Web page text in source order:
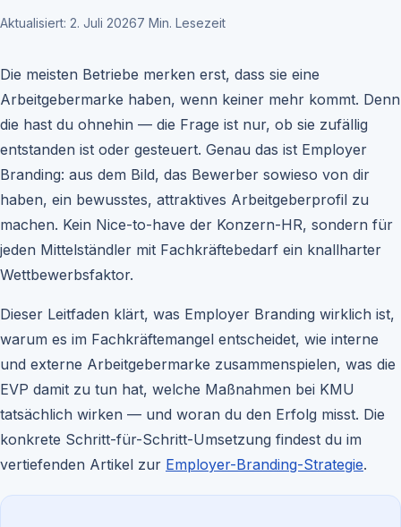
Aktualisiert: 2. Juli 20267 Min. Lesezeit
Die meisten Betriebe merken erst, dass sie eine
Arbeitgebermarke haben, wenn keiner mehr kommt. Denn
die hast du ohnehin — die Frage ist nur, ob sie zufällig
entstanden ist oder gesteuert. Genau das ist Employer
Branding: aus dem Bild, das Bewerber sowieso von dir
haben, ein bewusstes, attraktives Arbeitgeberprofil zu
machen. Kein Nice-to-have der Konzern-HR, sondern für
jeden Mittelständler mit Fachkräftebedarf ein knallharter
Wettbewerbsfaktor.
Dieser Leitfaden klärt, was Employer Branding wirklich ist,
warum es im Fachkräftemangel entscheidet, wie interne
und externe Arbeitgebermarke zusammenspielen, was die
EVP damit zu tun hat, welche Maßnahmen bei KMU
tatsächlich wirken — und woran du den Erfolg misst. Die
konkrete Schritt-für-Schritt-Umsetzung findest du im
vertiefenden Artikel zur Employer-Branding-Strategie.